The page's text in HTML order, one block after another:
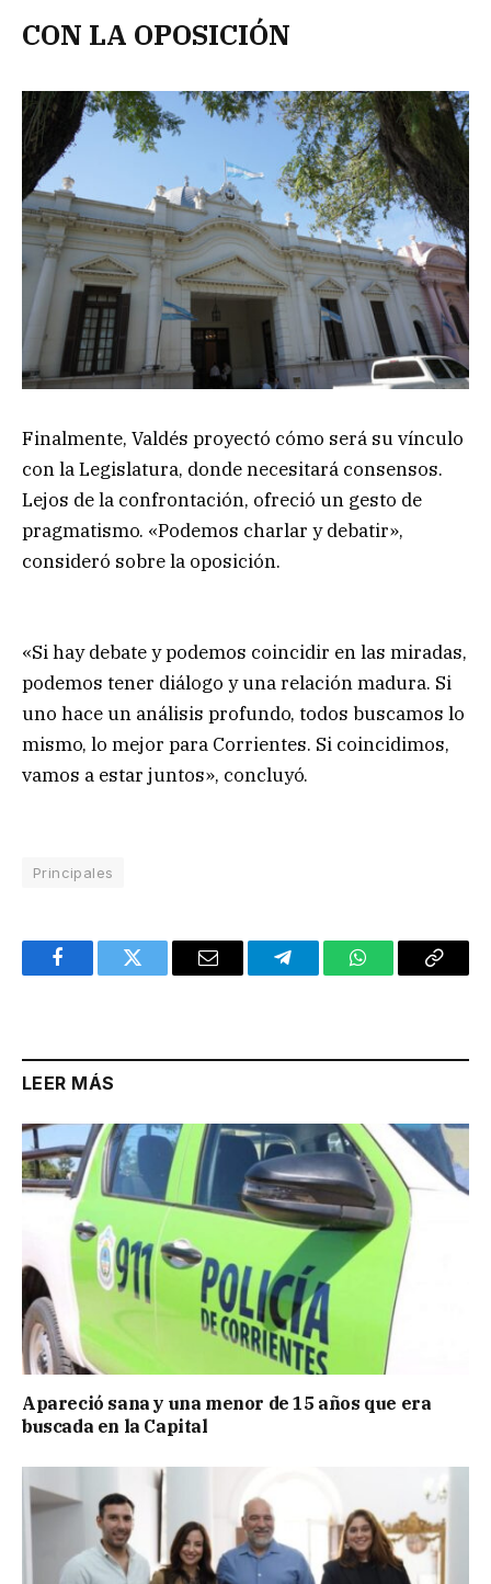
CON LA OPOSICIÓN
Finalmente, Valdés proyectó cómo será su vínculo
con la Legislatura, donde necesitará consensos.
Lejos de la confrontación, ofreció un gesto de
pragmatismo. «Podemos charlar y debatir»,
consideró sobre la oposición.
«Si hay debate y podemos coincidir en las miradas,
podemos tener diálogo y una relación madura. Si
uno hace un análisis profundo, todos buscamos lo
mismo, lo mejor para Corrientes. Si coincidimos,
vamos a estar juntos», concluyó.
Principales
FacebookTwitter Email TelegramWhatsAppCopy
LEER MÁS
Apareció sana y una menor de 15 años que era
buscada en la Capital